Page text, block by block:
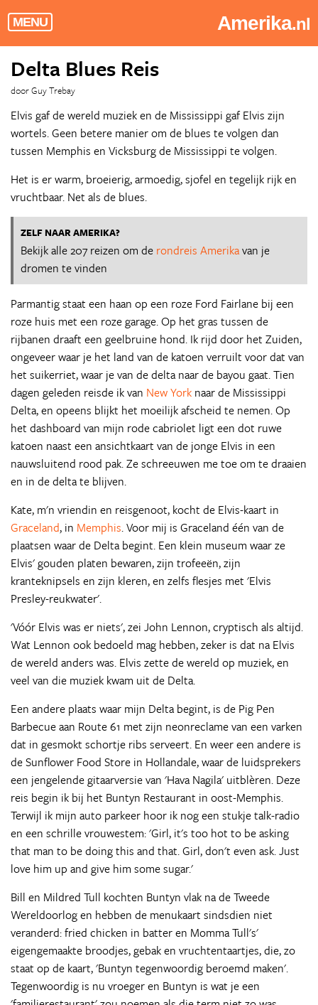
MENU Amerika.nl
Delta Blues Reis
door Guy Trebay
Elvis gaf de wereld muziek en de Mississippi gaf Elvis zijn
wortels. Geen betere manier om de blues te volgen dan
tussen Memphis en Vicksburg de Mississippi te volgen.
Het is er warm, broeierig, armoedig, sjofel en tegelijk rijk en
vruchtbaar. Net als de blues.
ZELF NAAR AMERIKA?
Bekijk alle 207 reizen om de rondreis Amerikavan je
dromen te vinden
Parmantig staat een haan op een roze Ford Fairlane bij een
roze huis met een roze garage. Op het gras tussen de
rijbanen draaft een geelbruine hond. Ik rijd door het Zuiden,
ongeveer waar je het land van de katoen verruilt voor dat van
het suikerriet, waar je van de delta naar de bayou gaat. Tien
dagen geleden reisde ik van New York naar de Mississippi
Delta, en opeens blijkt het moeilijk afscheid te nemen. Op
het dashboard van mijn rode cabriolet ligt een dot ruwe
katoen naast een ansichtkaart van de jonge Elvis in een
nauwsluitend rood pak. Ze schreeuwen me toe om te draaien
en in de delta te blijven.
Kate, m'n vriendin en reisgenoot, kocht de Elvis-kaart in
Graceland, in Memphis. Voor mij is Graceland één van de
plaatsen waar de Delta begint. Een klein museum waar ze
Elvis' gouden platen bewaren, zijn trofeeën, zijn
kranteknipsels en zijn kleren, en zelfs flesjes met 'Elvis
Presley-reukwater'.
'Vóór Elvis was er niets', zei John Lennon, cryptisch als altijd.
Wat Lennon ook bedoeld mag hebben, zeker is dat na Elvis
de wereld anders was. Elvis zette de wereld op muziek, en
veel van die muziek kwam uit de Delta.
Een andere plaats waar mijn Delta begint, is de Pig Pen
Barbecue aan Route 61 met zijn neonreclame van een varken
dat in gesmokt schortje ribs serveert. En weer een andere is
de Sunflower Food Store in Hollandale, waar de luidsprekers
een jengelende gitaarversie van 'Hava Nagila' uitblèren. Deze
reis begin ik bij het Buntyn Restaurant in oost-Memphis.
Terwijl ik mijn auto parkeer hoor ik nog een stukje talk-radio
en een schrille vrouwestem: 'Girl, it's too hot to be asking
that man to be doing this and that. Girl, don't even ask. Just
love him up and give him some sugar.'
Bill en Mildred Tull kochten Buntyn vlak na de Tweede
Wereldoorlog en hebben de menukaart sindsdien niet
veranderd: fried chicken in batter en Momma Tull's'
eigengemaakte broodjes, gebak en vruchtentaartjes, die, zo
staat op de kaart, 'Buntyn tegenwoordig beroemd maken'.
Tegenwoordig is nu vroeger en Buntyn is wat je een